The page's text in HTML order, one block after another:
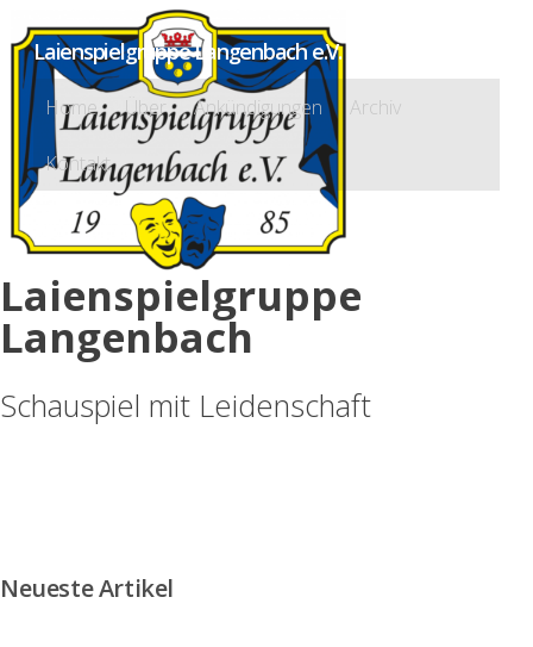
Laienspielgruppe Langenbach e.V.
Home Über Ankündigungen Archiv
Kontakt
Laienspielgruppe
Langenbach
Schauspiel mit Leidenschaft
Neueste Artikel